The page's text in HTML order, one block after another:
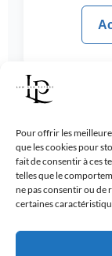
Pour offrir les
que les cookies pour
fait de consentir à ces
telles que le
ne pas consentir ou de
certaines
FAQ
sur